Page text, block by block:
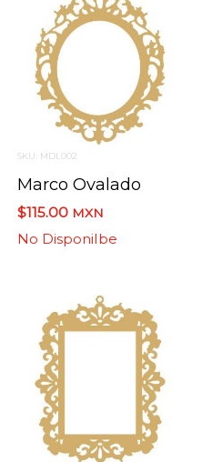
SKU: MDL002
Marco Ovalado
$115.00 MXN
No Disponilbe